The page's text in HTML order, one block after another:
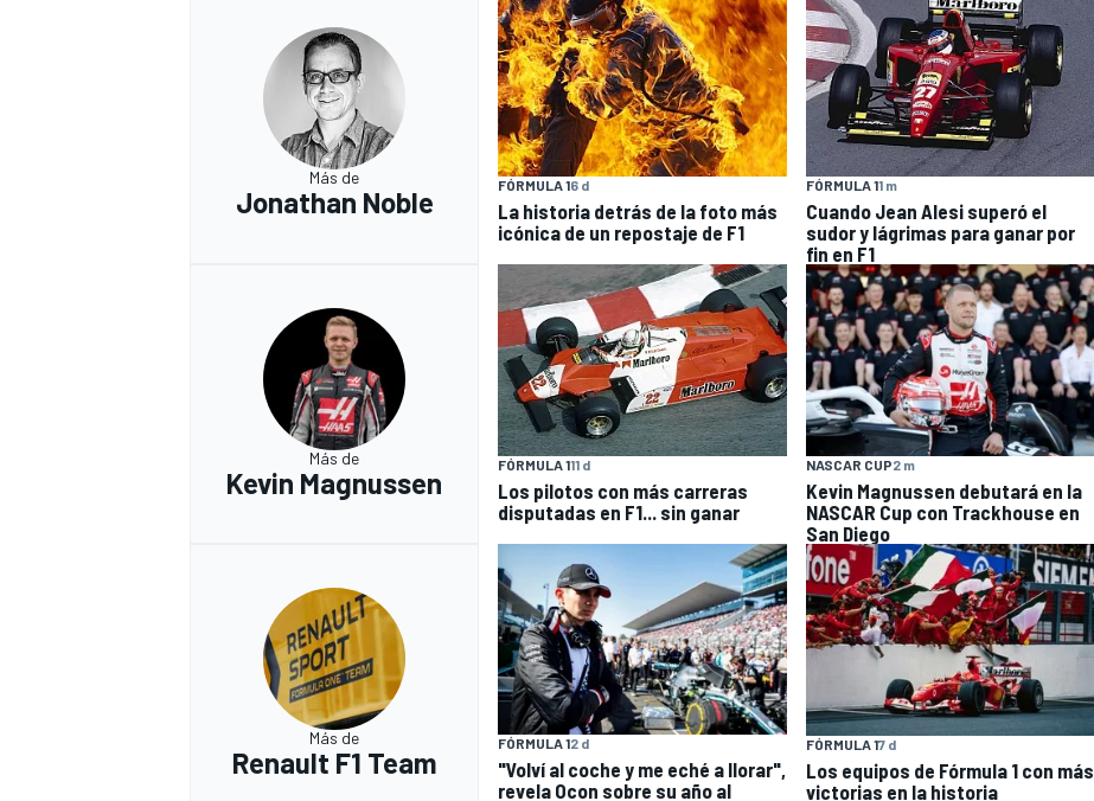
Más de
Jonathan Noble
FÓRMULA 16 d
La historia detrás de la foto más
icónica de un repostaje de F1
FÓRMULA 11 m
Cuando Jean Alesi superó el
sudor y lágrimas para ganar por
fin en F1
Más de
Kevin Magnussen
FÓRMULA 111 d
Los pilotos con más carreras
disputadas en F1... sin ganar
NASCAR CUP2 m
Kevin Magnussen debutará en la
NASCAR Cup con Trackhouse en
San Diego
Más de
Renault F1 Team
FÓRMULA 12 d
"Volví al coche y me eché a llorar",
revela Ocon sobre su año al
FÓRMULA 17 d
Los equipos de Fórmula 1 con más
victorias en la historia